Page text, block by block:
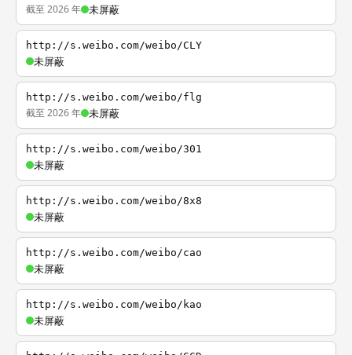
截至 2026 年 未屏蔽
http://s.weibo.com/weibo/CLY
未屏蔽
http://s.weibo.com/weibo/flg
截至 2026 年 未屏蔽
http://s.weibo.com/weibo/301
未屏蔽
http://s.weibo.com/weibo/8x8
未屏蔽
http://s.weibo.com/weibo/cao
未屏蔽
http://s.weibo.com/weibo/kao
未屏蔽